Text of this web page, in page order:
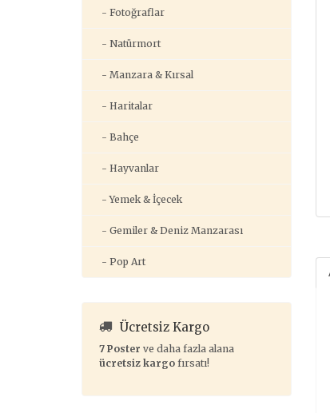
- Fotoğraflar
- Natürmort
- Manzara & Kırsal
- Haritalar
- Bahçe
- Hayvanlar
- Yemek & İçecek
- Gemiler & Deniz Manzarası
- Pop Art
Ücretsiz Kargo
7 Poster ve daha fazla alana
ücretsiz kargo fırsatı!